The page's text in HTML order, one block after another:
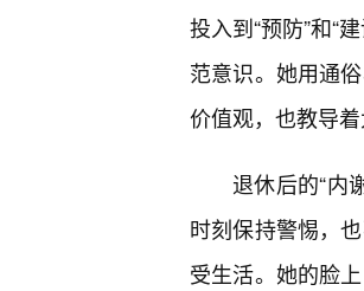
投入到“预防”和“
范意识。她用通
价值观，也教导
退休后的“内
时刻保持警惕，
受生活。她的脸